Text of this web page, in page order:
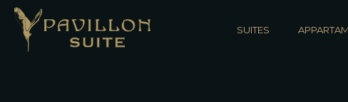
SUITES